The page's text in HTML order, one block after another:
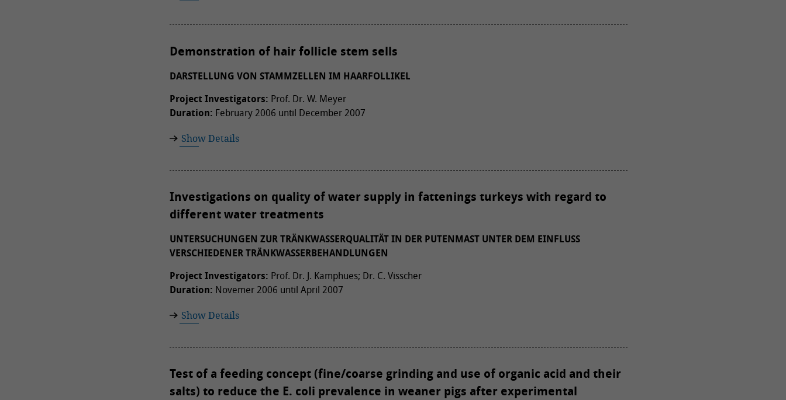
Demonstration of hair follicle stem sells
DARSTELLUNG VON STAMMZELLEN IM HAARFOLLIKEL
Project Investigators: Prof. Dr. W. Meyer
Duration: February 2006 until December 2007
Show Details
Investigations on quality of water supply in fattenings turkeys with regard to
different water treatments
UNTERSUCHUNGEN ZUR TRÄNKWASSERQUALITÄT IN DER PUTENMAST UNTER DEM EINFLUSS
VERSCHIEDENER TRÄNKWASSERBEHANDLUNGEN
Project Investigators: Prof. Dr. J. Kamphues; Dr. C. Visscher
Duration: Novemer 2006 until April 2007
Show Details
Test of a feeding concept (fine/coarse grinding and use of organic acid and their
salts) to reduce the E. coli prevalence in weaner pigs after experimental